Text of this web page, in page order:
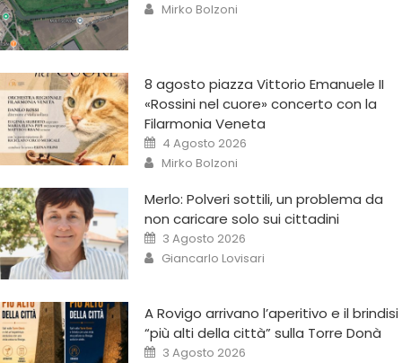
Mirko Bolzoni
8 agosto piazza Vittorio Emanuele II
«Rossini nel cuore» concerto con la
Filarmonia Veneta
4 Agosto 2026
Mirko Bolzoni
Merlo: Polveri sottili, un problema da
non caricare solo sui cittadini
3 Agosto 2026
Giancarlo Lovisari
A Rovigo arrivano l’aperitivo e il brindisi
“più alti della città” sulla Torre Donà
3 Agosto 2026